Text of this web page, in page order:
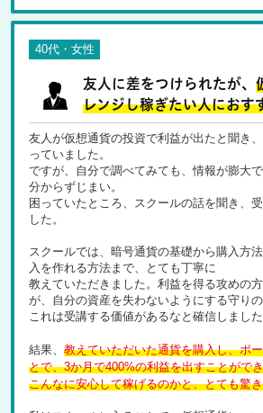
40代・女性
友人に差をつけられたが、
レンジし稼ぎたい人におす
友人が仮想通貨の投資で利益が出たと聞き
っていました。
ですが、自分で調べてみても、情報が膨大
分からずじまい。
困っていたところ、スクールの話を聞き、
した。
スクールでは、暗号通貨の基礎から購入方
入を作れる方法まで、とても丁寧に
教えていただきました。利益を得る攻めの
が、自分の資産を失わないようにする守りの
これは受講する価値があるなと確信しました
結果、 教えていただいた通貨を購入し、ポ
とで、3か月で400%の利益を出すことがで
こんなに安心して稼げるのかと、とても驚